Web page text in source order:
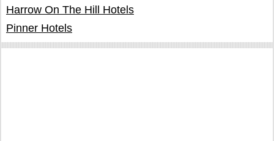
Harrow On The Hill Hotels
Pinner Hotels